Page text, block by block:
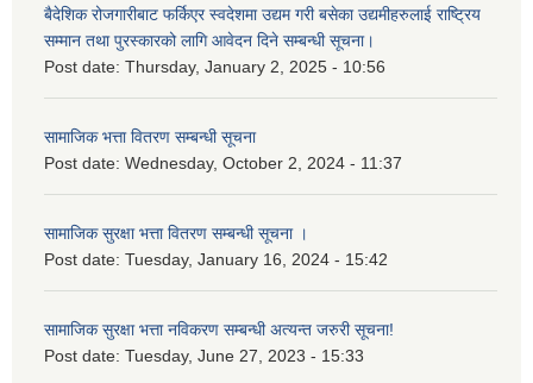
बैदेशिक रोजगारीबाट फर्किएर स्वदेशमा उद्यम गरी बसेका उद्यमीहरुलाई राष्‍ट्रिय
सम्मान तथा पुरस्कारको लागि आवेदन दिने सम्बन्धी सूचना।
Post date: Thursday, January 2, 2025 - 10:56
सामाजिक भत्ता वितरण सम्बन्धी सूचना
Post date: Wednesday, October 2, 2024 - 11:37
सामाजिक सुरक्षा भत्ता वितरण सम्बन्धी सूचना ।
Post date: Tuesday, January 16, 2024 - 15:42
सामाजिक सुरक्षा भत्ता नविकरण सम्बन्धी अत्यन्त जरुरी सूचना!
Post date: Tuesday, June 27, 2023 - 15:33